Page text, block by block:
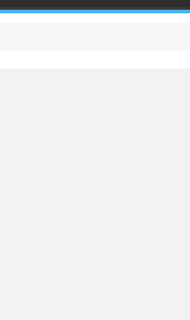
šanse za kvalifikaciju u Ligu prvaka